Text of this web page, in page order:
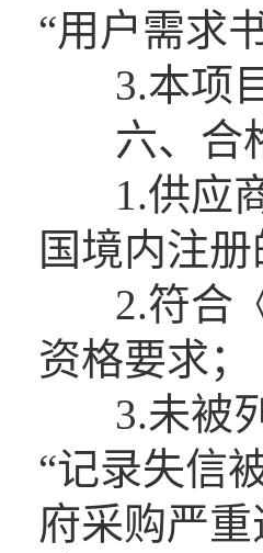
“用户需求
3.本项目
六、合
1.供应商
国境内注
2.符合《
资格要求；
3.未被列
“记录失信
府采购严